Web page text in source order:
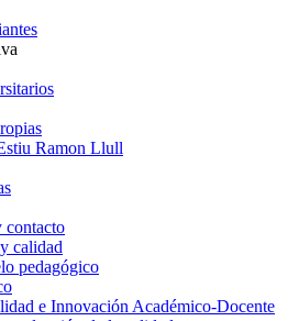
Ramon Llull
contacto
calidad
pedagógico
e Innovación Académico-Docente